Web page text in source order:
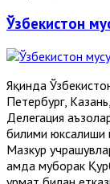
Ўзбекистон
Яқинда
Петербург,
Делегация
билими юксалиши
Мазкур
ҳамда муборак